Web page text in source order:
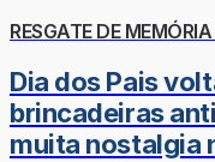
RESGATE DE
Dia dos Pais
brincadeiras
muita nostalgia